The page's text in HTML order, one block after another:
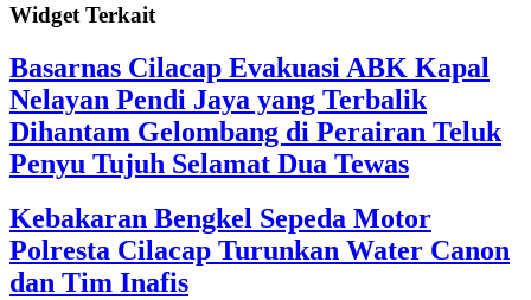
Widget Terkait
Basarnas Cilacap Evakuasi ABK Kapal
Nelayan Pendi Jaya yang Terbalik
Dihantam Gelombang di Perairan Teluk
Penyu Tujuh Selamat Dua Tewas
Kebakaran Bengkel Sepeda Motor
Polresta Cilacap Turunkan Water Canon
dan Tim Inafis